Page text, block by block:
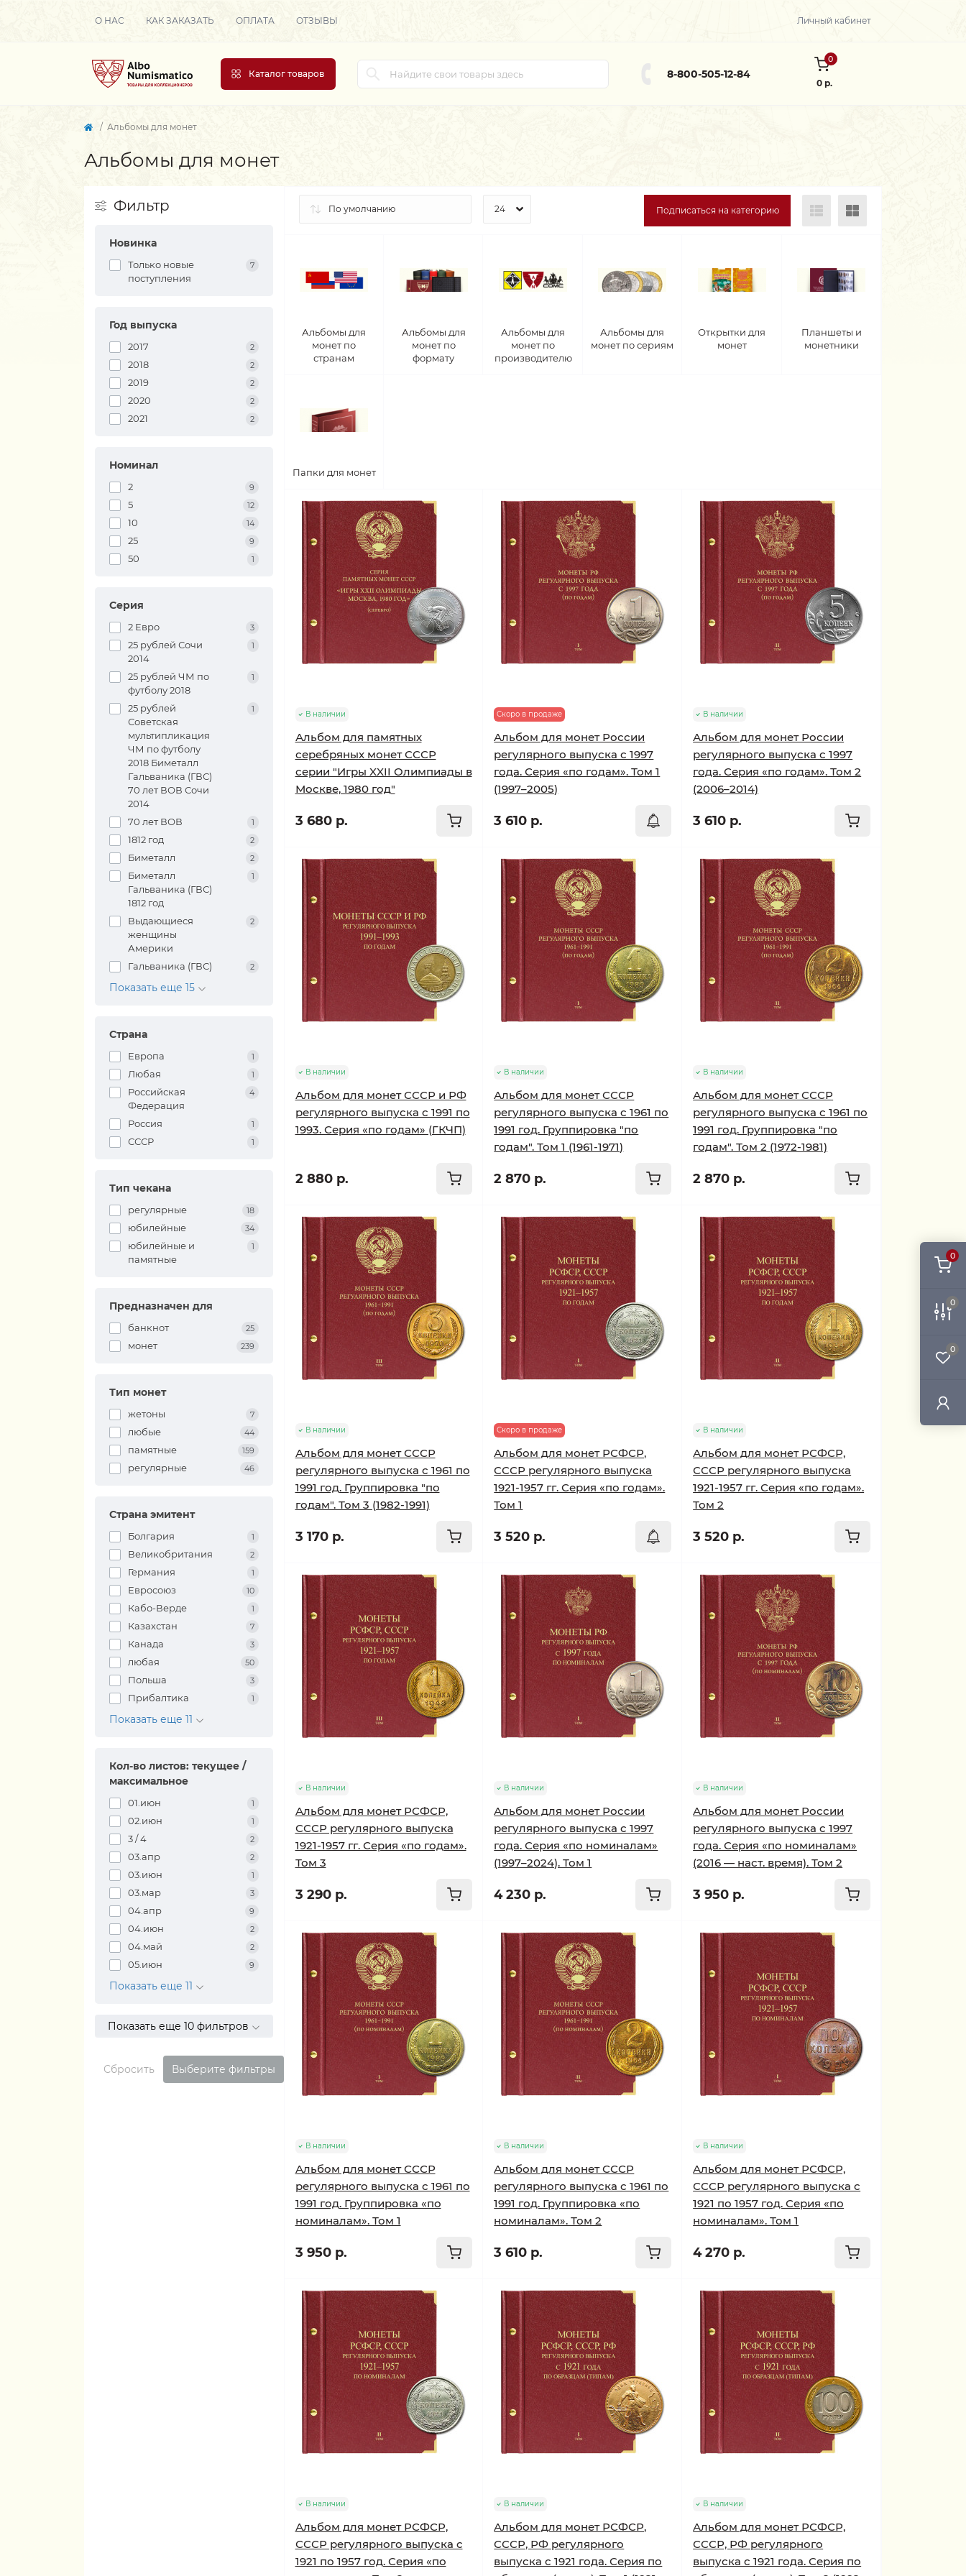
0
0
0
О НАС КАК ЗАКАЗАТЬ ОПЛАТА ОТЗЫВЫ Личный кабинет
Каталог товаров 8-800-505-12-84
0
0 р.
Альбомы для монет
Альбомы для монет
Фильтр
Новинка
Только новые
поступления
7
Год выпуска
2017 2
2018 2
2019 2
2020 2
2021 2
Номинал
2 9
5 12
10 14
25 9
50 1
Серия
2 Евро 3
25 рублей Сочи
2014
1
25 рублей ЧМ по
футболу 2018
1
25 рублей
Советская
мультипликация
ЧМ по футболу
2018 Биметалл
Гальваника (ГВС)
70 лет ВОВ Сочи
2014
1
70 лет ВОВ 1
1812 год 2
Биметалл 2
Биметалл
Гальваника (ГВС)
1812 год
1
Выдающиеся
женщины
Америки
2
Гальваника (ГВС) 2
Показать еще 15
Страна
Европа 1
Любая 1
Российская
Федерация
4
Россия 1
СССР 1
Тип чекана
регулярные 18
юбилейные 34
юбилейные и
памятные
1
Предназначен для
банкнот 25
монет 239
Тип монет
жетоны 7
любые 44
памятные 159
регулярные 46
Страна эмитент
Болгария 1
Великобритания 2
Германия 1
Евросоюз 10
Кабо-Верде 1
Казахстан 7
Канада 3
любая 50
Польша 3
Прибалтика 1
Показать еще 11
Кол-во листов: текущее /
максимальное
01.июн 1
02.июн 1
3 / 4 2
03.апр 2
03.июн 1
03.мар 3
04.апр 9
04.июн 2
04.май 2
05.июн 9
Показать еще 11
Показать еще 10 фильтров
Сбросить Выберите фильтры
Подписаться на категорию
Альбомы для
монет по
странам
Альбомы для
монет по
формату
Альбомы для
монет по
производителю
Альбомы для
монет по сериям
Открытки для
монет
Планшеты и
монетники
Папки для монет
В наличии
Альбом для памятных
серебряных монет СССР
серии "Игры XXII Олимпиады в
Москве, 1980 год"
3 680 р.
Скоро в продаже
Альбом для монет России
регулярного выпуска с 1997
года. Серия «по годам». Том 1
(1997–2005)
3 610 р.
В наличии
Альбом для монет России
регулярного выпуска с 1997
года. Серия «по годам». Том 2
(2006–2014)
3 610 р.
В наличии
Альбом для монет СССР и РФ
регулярного выпуска с 1991 по
1993. Серия «по годам» (ГКЧП)
2 880 р.
В наличии
Альбом для монет СССР
регулярного выпуска с 1961 по
1991 год. Группировка "по
годам". Том 1 (1961-1971)
2 870 р.
В наличии
Альбом для монет СССР
регулярного выпуска с 1961 по
1991 год. Группировка "по
годам". Том 2 (1972-1981)
2 870 р.
В наличии
Альбом для монет СССР
регулярного выпуска с 1961 по
1991 год. Группировка "по
годам". Том 3 (1982-1991)
3 170 р.
Скоро в продаже
Альбом для монет РСФСР,
СССР регулярного выпуска
1921-1957 гг. Серия «по годам».
Том 1
3 520 р.
В наличии
Альбом для монет РСФСР,
СССР регулярного выпуска
1921-1957 гг. Серия «по годам».
Том 2
3 520 р.
В наличии
Альбом для монет РСФСР,
СССР регулярного выпуска
1921-1957 гг. Серия «по годам».
Том 3
3 290 р.
В наличии
Альбом для монет России
регулярного выпуска с 1997
года. Серия «по номиналам»
(1997–2024). Том 1
4 230 р.
В наличии
Альбом для монет России
регулярного выпуска с 1997
года. Серия «по номиналам»
(2016 — наст. время). Том 2
3 950 р.
В наличии
Альбом для монет СССР
регулярного выпуска с 1961 по
1991 год. Группировка «по
номиналам». Том 1
3 950 р.
В наличии
Альбом для монет СССР
регулярного выпуска с 1961 по
1991 год. Группировка «по
номиналам». Том 2
3 610 р.
В наличии
Альбом для монет РСФСР,
СССР регулярного выпуска с
1921 по 1957 год. Серия «по
номиналам». Том 1
4 270 р.
В наличии
Альбом для монет РСФСР,
СССР регулярного выпуска с
1921 по 1957 год. Серия «по
В наличии
Альбом для монет РСФСР,
СССР, РФ регулярного
выпуска с 1921 года. Серия по
В наличии
Альбом для монет РСФСР,
СССР, РФ регулярного
выпуска с 1921 года. Серия по